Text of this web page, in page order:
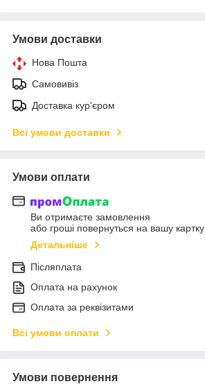
Умови доставки
Нова Пошта
Самовивіз
Доставка кур'єром
Всі умови доставки
Умови оплати
Ви отримаєте замовлення
або гроші повернуться на вашу картку
Детальніше
Післяплата
Оплата на рахунок
Оплата за реквізитами
Всі умови оплати
Умови повернення